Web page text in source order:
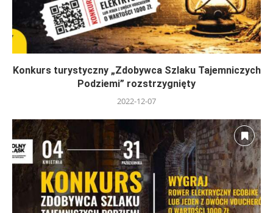
Konkurs turystyczny „Zdobywca Szlaku Tajemniczych
Podziemi” rozstrzygnięty
2022-12-07